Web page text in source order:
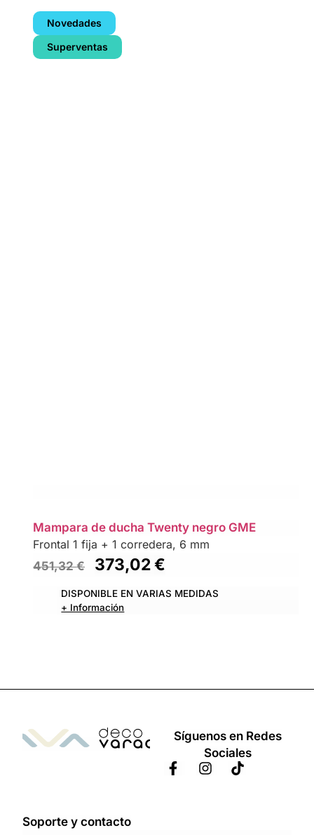
Novedades
Superventas
Mampara de ducha Twenty negro GME
Frontal 1 fija + 1 corredera, 6 mm
451,32€ 373,02€
DISPONIBLE EN VARIAS MEDIDAS
+ Información
Síguenos en Redes
Sociales
Soporte y contacto